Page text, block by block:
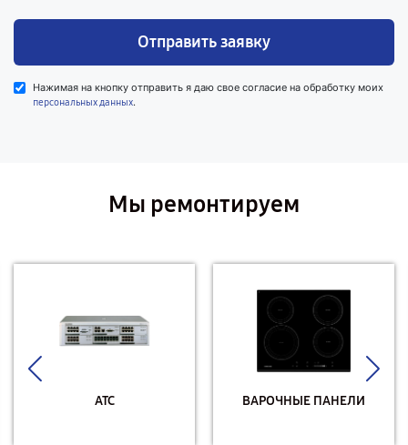
Отправить заявку
Нажимая на кнопку отправить я даю свое согласие на обработку моих
персональных данных.
Мы ремонтируем
АТС ВАРОЧНЫЕ ПАНЕЛИ